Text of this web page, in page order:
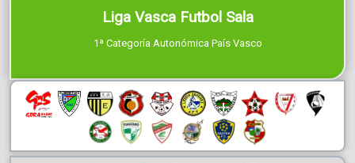
Liga Vasca Futbol Sala
1ª Categoría Autonómica País Vasco